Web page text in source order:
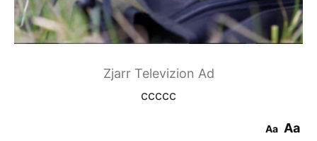
Zjarr Televizion Ad
ccccc
Aa Aa